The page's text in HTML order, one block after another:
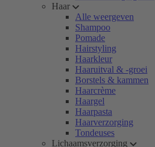
Haar
Alle weergeven
Shampoo
Pomade
Hairstyling
Haarkleur
Haaruitval & -groei
Borstels & kammen
Haarcrème
Haargel
Haarpasta
Haarverzorging
Tondeuses
Lichaamsverzorging